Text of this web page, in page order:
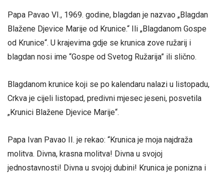
Papa Pavao VI., 1969. godine, blagdan je nazvao „Blagdan
Blažene Djevice Marije od Krunice.“ Ili „Blagdanom Gospe
od Krunice“. U krajevima gdje se krunica zove ružarij i
blagdan nosi ime “Gospe od Svetog Ružarija” ili slično.
Blagdanom krunice koji se po kalendaru nalazi u listopadu,
Crkva je cijeli listopad, predivni mjesec jeseni, posvetila
„Krunici Blažene Djevice Marije“.
Papa Ivan Pavao II. je rekao: “Krunica je moja najdraža
molitva. Divna, krasna molitva! Divna u svojoj
jednostavnosti! Divna u svojoj dubini! Krunica je ponizna i